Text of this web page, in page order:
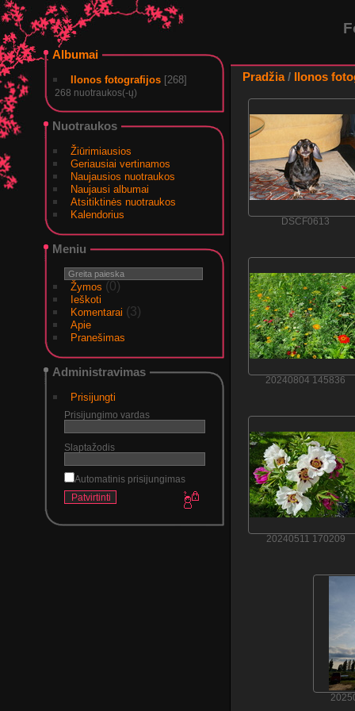
Albumai
Ilonos fotografijos [268]
268 nuotraukos(-ų)
Nuotraukos
Žiūrimiausios
Geriausiai vertinamos
Naujausios nuotraukos
Naujausi albumai
Atsitiktinės nuotraukos
Kalendorius
Meniu
Žymos (0)
Ieškoti
Komentarai (3)
Apie
Pranešimas
Administravimas
Prisijungti
Prisijungimo vardas
Slaptažodis
Automatinis prisijungimas
Pradžia/ Ilonos
DSCF0613
20240804 145836
20240511 170209